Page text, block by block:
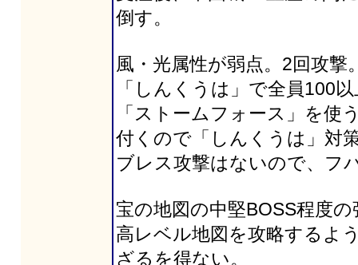
倒す。
風・光属性が弱点。2回攻撃
「しんくうは」で全員100
「ストームフォース」を使
付くので「しんくうは」対
ブレス攻撃はないので、フ
宝の地図の中堅BOSS程度の
高レベル地図を攻略するよ
ざるを得ない。